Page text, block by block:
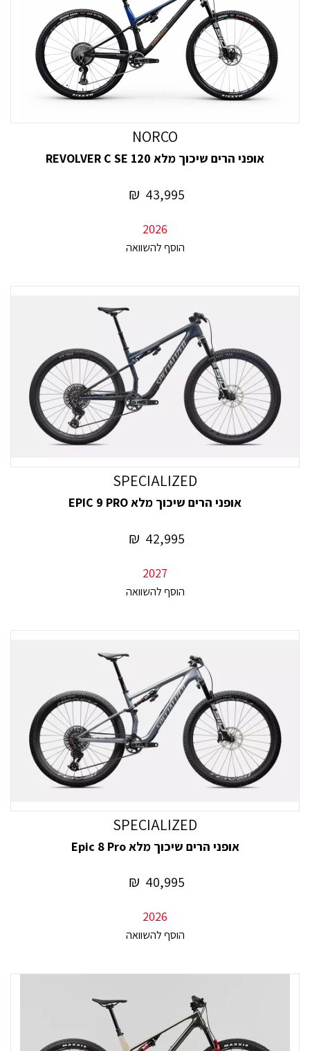
NORCO
אופני הרים שיכוך מלא REVOLVER C SE 120
43,995
₪
2026
SPECIALIZED
אופני הרים שיכוך מלא EPIC 9 PRO
42,995
₪
2027
SPECIALIZED
אופני הרים שיכוך מלא Epic 8 Pro
40,995
₪
2026